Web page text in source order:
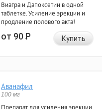
Виагра и Дапоксетин в одной
таблетке. Усиление эрекции и
продление полового акта!
от 90Р Купить
Аванафил
100 мг